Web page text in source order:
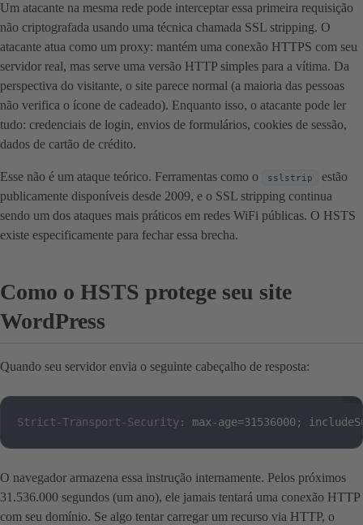
Um atacante na mesma rede pode interceptar essa primeira requisição
não criptografada usando uma técnica chamada SSL stripping. O
atacante atua como um proxy: mantém uma conexão HTTPS com seu
servidor real, mas serve uma versão HTTP simples para a vítima. Da
perspectiva do visitante, o site parece normal (a maioria das pessoas
não verifica o ícone de cadeado). Enquanto isso, o atacante pode ler
tudo: credenciais de login, envios de formulários, cookies de sessão,
dados de cartão de crédito.
Esse não é um ataque teórico. Ferramentas como o sslstrip
estão
publicamente disponíveis desde 2009, e o SSL stripping continua
sendo um dos ataques mais práticos em redes WiFi públicas. O HSTS
existe especificamente para fechar essa brecha.
Como o HSTS protege seu site
WordPress
Quando seu servidor envia o seguinte cabeçalho de resposta:
Strict-Transport-Security: max-age=31536000;
O navegador armazena essa instrução internamente. Pelos próximos
31.536.000 segundos (um ano), ele jamais tentará uma conexão HTTP
com seu domínio. Se algo tentar carregar um recurso via HTTP, o